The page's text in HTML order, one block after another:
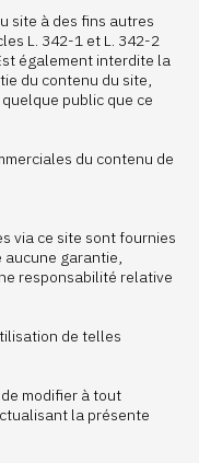
site à des fins autres
L. 342-1 et L. 342-2
également interdite la
du contenu du site,
public que ce
du contenu de
via ce site sont fournies
aucune garantie,
responsabilité relative
de telles
modifier à tout
la présente